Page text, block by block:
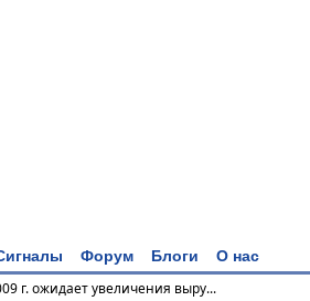
Форум Блоги О нас
г. ожидает увеличения выру...